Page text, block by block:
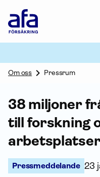
Försäkring
Om oss Pressrum
38 miljoner
till forskning
Pressmeddelande 23